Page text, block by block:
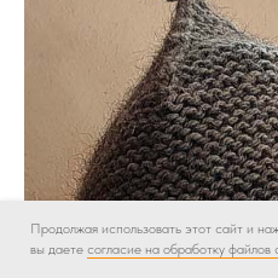
Продолжая использовать этот сайт и
вы даете согласие на обработку файлов